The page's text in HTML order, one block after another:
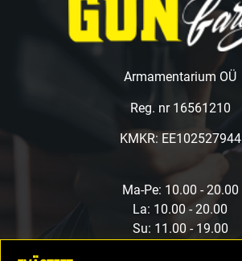
Armamentarium OÜ
Reg. nr 16561210
KMKR: EE102527944
Ma-Pe: 10.00 - 20.00
La: 10.00 - 20.00
Su: 11.00 - 19.00